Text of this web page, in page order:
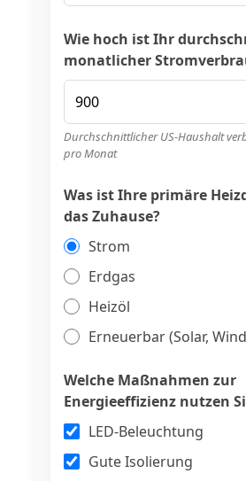
Wie hoch ist Ihr
monatlicher
Durchschnittlicher US-Haushalt
pro Monat
Was ist Ihre primäre
das Zuhause?
Strom
Erdgas
Heizöl
Erneuerbar (Solar,
Welche Maßnahmen zur
Energieeffizienz nutzen
LED-Beleuchtung
Gute Isolierung